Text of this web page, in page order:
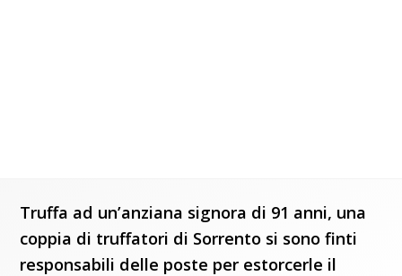
Truffa ad un’anziana signora di 91 anni, una
coppia di truffatori di Sorrento si sono finti
responsabili delle poste per estorcerle il